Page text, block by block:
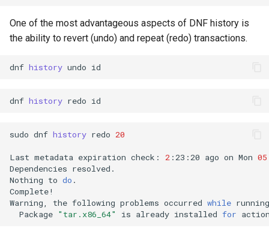
One of the most advantageous aspects of DNF history is
the ability to revert (undo) and repeat (redo) transactions.
dnf history undo
dnf history redo
sudo dnf history redo 20
Last metadata expiration check: 2 :23:20 ago on Mon 05
Dependencies resolved.
Nothing to do .
Complete!
Warning,
the following problems occurred while running
Package "tar.x86_64" is already installed for